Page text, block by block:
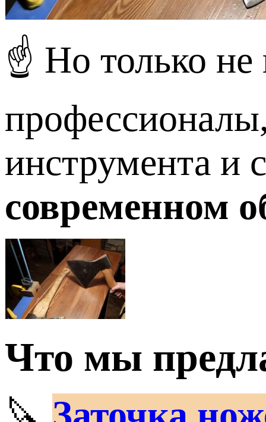
☝ Но только
инструмента и
современном
Что мы